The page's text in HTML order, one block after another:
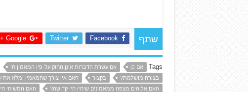
שתף Facebook
Twitter
Google +
Tags אם כן אם עשרת הדברות אינן החוק על-פיו המאמין חי
בצורה מושלמת?
בקצור
האם אין צורך שהמאמין ימלא את
האם אלוהים מצפה ממאמינים שיחיו חיי קדושה?
האם המשיחי